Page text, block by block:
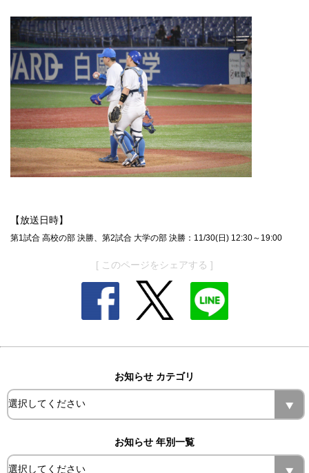
【放送日時】
第1試合 高校の部 決勝、第2試合 大学の部 決勝：11/30(日) 12:30～19:00
[ このページをシェアする ]
お知らせ カテゴリ
お知らせ 年別一覧